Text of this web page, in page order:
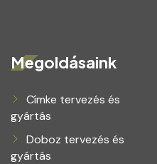
Megoldásaink
Címke tervezés és
gyártás
Doboz tervezés és
gyártás